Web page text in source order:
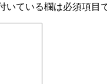
いている欄は必須項目